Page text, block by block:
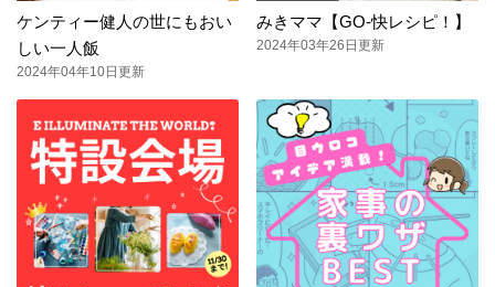
ケンティー健人の世にもおい
しい一人飯
2024年04年10日更新
みきママ【GO-快レシピ！】
2024年03年26日更新